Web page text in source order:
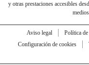
y otras prestaciones accesibles
Aviso legal Política
Configuración de cookies